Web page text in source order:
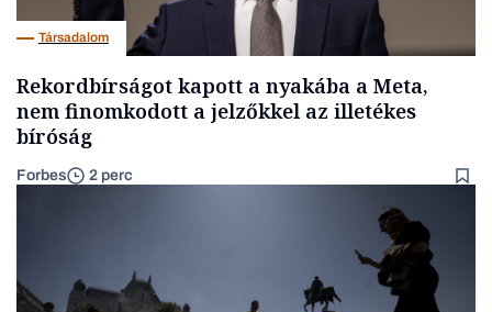
Társadalom
Rekordbírságot kapott a nyakába a Meta,
nem finomkodott a jelzőkkel az illetékes
bíróság
Forbes 2 perc